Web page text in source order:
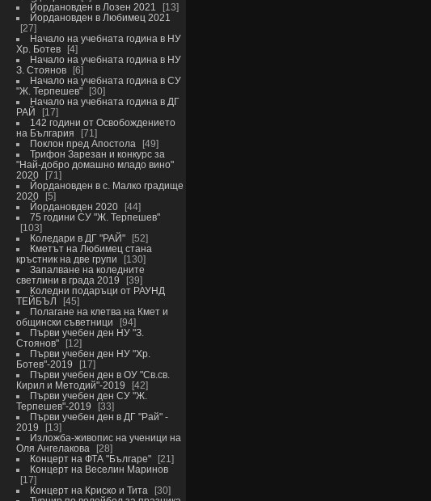
Йордановден в Лозен 2021
13
Йордановден в Любимец 2021
27
Начало на учебната година в НУ
Хр. Ботев
4
Начало на учебната година в НУ
З. Стоянов
6
Начало на учебната година в СУ
"Ж. Терпешев"
30
Начало на учебната година в ДГ
РАЙ
17
142 години от Освобождението
на България
71
Поклон пред Апостола
49
Трифон Зарезан и конкурс за
"Най-добро домашно младо вино"
2020
71
Йордановден в с. Малко градище
2020
5
Йордановден 2020
44
75 години СУ "Ж. Терпешев"
103
Коледари в ДГ "РАЙ"
52
Кметът на Любимец стана
кръстник на две групи
130
Запалване на коледните
светлини в града 2019
39
Коледни подаръци от РАУНД
ТЕЙБЪЛ
45
Полагане на клетва на Кмет и
общински съветници
94
Първи учебен ден НУ "З.
Стоянов"
12
Първи учебен ден НУ "Хр.
Ботев"-2019
17
Първи учебен ден в ОУ "Св.св.
Кирил и Методий"-2019
42
Първи учебен ден СУ "Ж.
Терпешев"-2019
33
Първи учебен ден в ДГ "Рай" -
2019
13
Изложба-живопис на ученици на
Оля Ангелакова
28
Концерт на ФТА "Българе"
21
Концерт на Веселин Маринов
17
Концерт на Криско и Тита
30